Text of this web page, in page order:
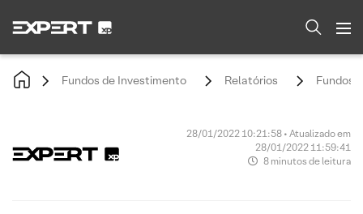
Fundos de Investimento Relatórios Fundos
28/01/2022 10:21:58 • Atualizado em
28/01/2022 11:59:41
8 minutos de leitura